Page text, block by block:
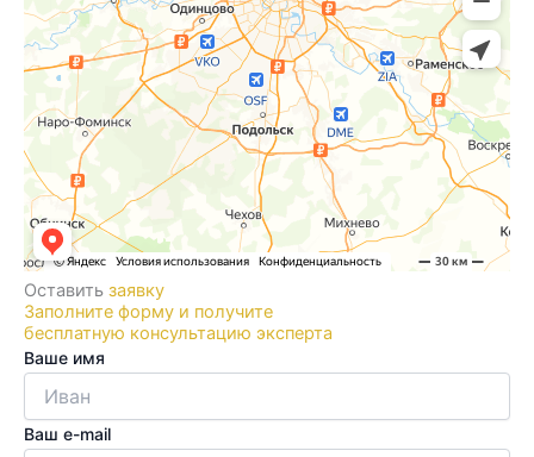
Оставить заявку
Заполните форму и получите
бесплатную консультацию эксперта
Ваше имя
Ваш e-mail